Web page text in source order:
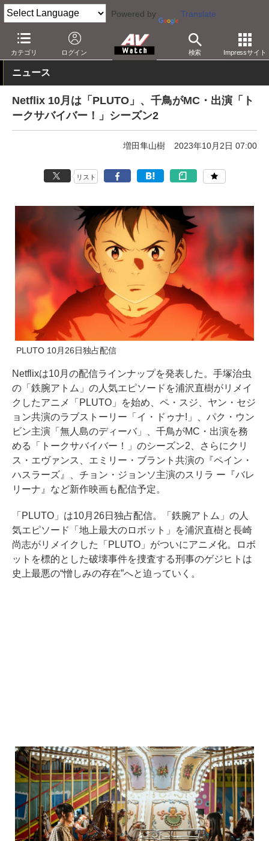
Powered by Translate
カテゴリ ログイン 検索 Impressサイト
AV Watch コンテンツ・サービス 映像配信 Netflix
ニュース
Netflix 10月は「PLUTO」、千鳥がMC・出演「ト
ークサバイバー！」シーズン2
増田隼山樹 2023年10月2日 07:00
リスト
PLUTO 10月26日独占配信
Netflixは10月の配信ラインナップを発表した。手塚治虫
の「鉄腕アトム」の人気エピソードを浦沢直樹がリメイ
クしたアニメ「PLUTO」を始め、ペ・スジ、ヤン・セジ
ョン共演のラブストーリー「イ・ドゥナ!」、パク・ウン
ビン主演「無人島のディーバ」、千鳥がMC・出演を務
める「トークサバイバー！」のシーズン2、さらにクリ
ス・エヴァンス、エミリー・ブラント共演の『ペイン・
ハスラーズ』、チョン・ジョンソ主演のスリラ ー『バレ
リーナ』など新作映画も配信予定。
「PLUTO」は10月26日独占配信。「鉄腕アトム」の人
気エピソード「地上最大のロボット」を浦沢直樹と長崎
尚志がリメイクした「PLUTO」がついにアニメ化。ロボ
ットを標的とした破壊事件を捜査する刑事のゲジヒトは
史上最悪の“憎しみの存在”へと迫っていく。